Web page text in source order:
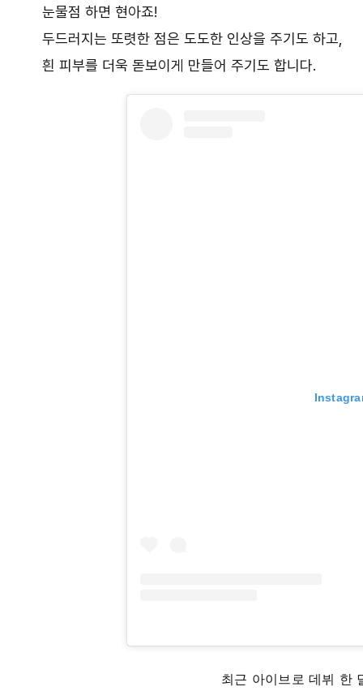
눈물점 하면 현아죠!
두드러지는 또렷한 점은 도도한 인상을 주기도 하고,
흰 피부를 더욱 돋보이게 만들어 주기도 합니다.
최근 아이브로 데뷔 한